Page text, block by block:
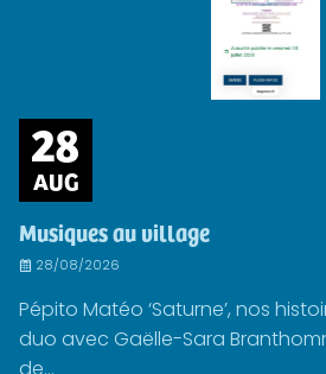
28
AUG
Musiques au village
28/08/2026
Pépito Matéo ‘Saturne’, nos
duo avec Gaëlle-Sara
de...